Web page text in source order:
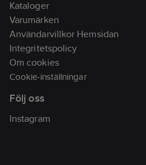
Kataloger
Varumärken
Användarvillkor Hemsidan
Integritetspolicy
Om cookies
Cookie-inställningar
Följ oss
Instagram